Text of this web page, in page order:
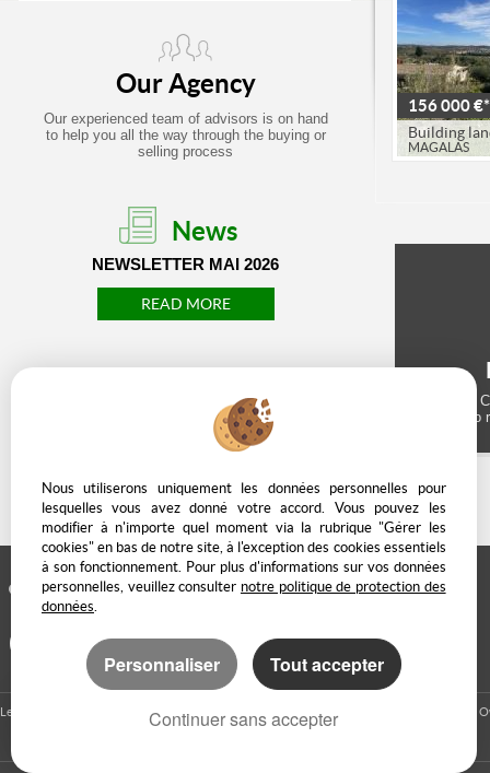
Our Agency
Our experienced team of advisors is on hand
to help you all the way through the buying or
selling process
News
NEWSLETTER MAI 2026
READ MORE
156 000 €*
Building
MAGALAS
ADD TO FAVORITES
Legal Notice Data protection policy
Nous utiliserons uniquement les données personnelles pour
lesquelles vous avez donné votre accord. Vous pouvez les
modifier à n'importe quel moment via la rubrique "Gérer les
cookies" en bas de notre site, à l'exception des cookies essentiels
à son fonctionnement. Pour plus d'informations sur vos données
personnelles, veuillez consulter notre politique de protection des
données.
Personnaliser Tout accepter
Continuer sans accepter